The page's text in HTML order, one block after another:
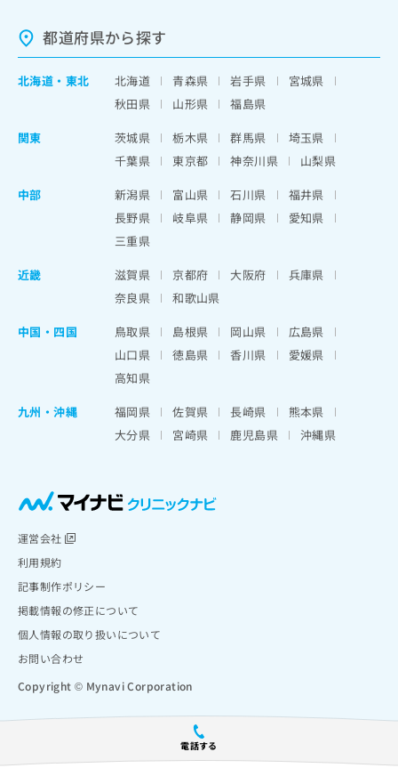
電話する
都道府県から探す
北海道 ・ 東北 北海道 青森県 岩手県
宮城県
秋田県
山形県
福島県
関東
茨城県 栃木県 群馬県
埼玉県
千葉県
東京都 神奈川県
山梨県
中部
新潟県 富山県 石川県
福井県
長野県
岐阜県 静岡県
愛知県
三重県
近畿
滋賀県 京都府 大阪府
兵庫県
奈良県
和歌山県
中国・四国
鳥取県 島根県 岡山県
広島県
山口県
徳島県 香川県
愛媛県
高知県
九州・沖縄
福岡県 佐賀県 長崎県
熊本県
大分県
宮崎県 鹿児島県 沖縄県
運営会社
利用規約
記事制作ポリシー
掲載情報の修正について
個人情報の取り扱いについて
お問い合わせ
Copyright © Mynavi Corporation